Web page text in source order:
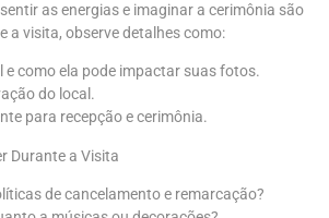
as energias e imaginar a cerimônia são
a visita, observe detalhes como:
como ela pode impactar suas fotos.
do local.
para recepção e cerimônia.
Durante a Visita
de cancelamento e remarcação?